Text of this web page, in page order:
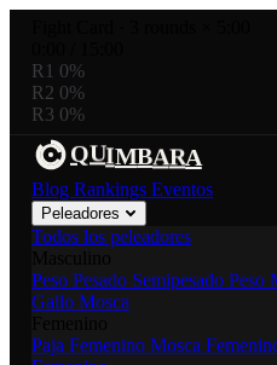
R1 0%
R2 0%
R3 0%
QUIMBARA
Blog Rankings Eventos
Peleadores
Todos los peleadores
Peso Pesado Semipesado Peso
Gallo Mosca
Paja Femenino Mosca